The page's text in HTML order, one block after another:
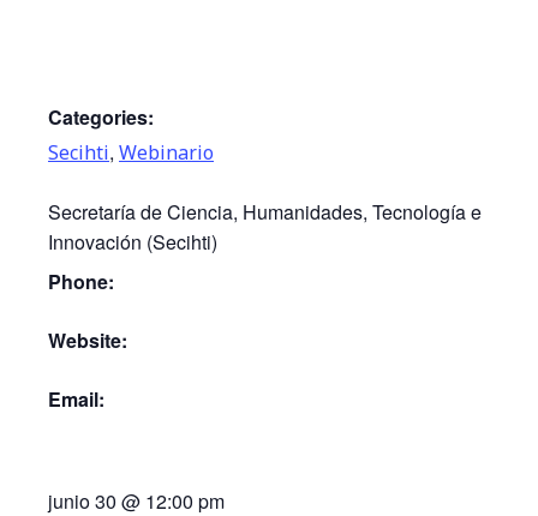
Categories:
Secihti, Webinario
Secretaría de Ciencia, Humanidades, Tecnología e
Innovación (Secihti)
Phone:
Website:
Email:
junio 30 @ 12:00 pm